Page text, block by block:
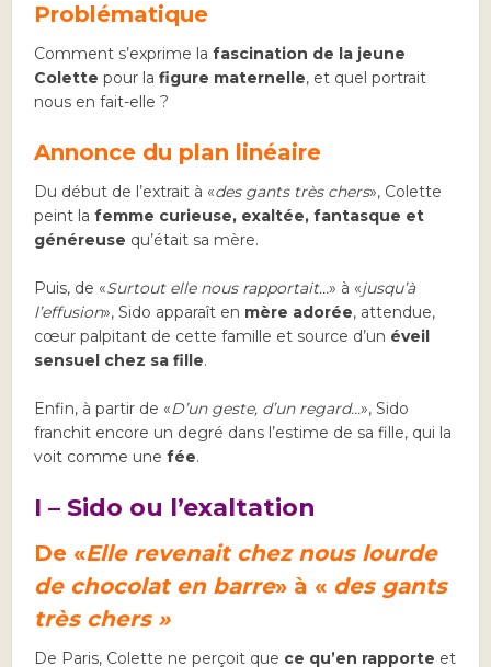
Problématique
Comment s’exprime lafascination de la jeune
Colettepour lafigure maternelle, et quel portrait
nous en fait-elle ?
Annonce du plan linéaire
Du début de l’extrait à «des gants très chers», Colette
peint lafemme curieuse, exaltée, fantasque et
généreuse qu’était sa mère.
Puis, de «Surtout elle nous rapportait…» à «jusqu’à
l’effusion», Sido apparaît en mère adorée, attendue,
cœur palpitant de cette famille et source d’un éveil
sensuel chez sa fille.
Enfin, à partir de «D’un geste, d’un regard…», Sido
franchit encore un degré dans l’estime de sa fille, qui la
voit comme une fée.
I – Sido ou l’exaltation
De «Elle revenait chez nous lourde
de chocolat en barre» à « des gants
très chers »
De Paris, Colette ne perçoit que ce qu’en rapporte et